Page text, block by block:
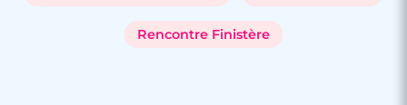
Rencontre Finistère